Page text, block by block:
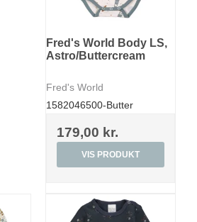
Fred's World Body LS,
Astro/Buttercream
Fred's World
1582046500-Butter
179,00 kr.
VIS PRODUKT